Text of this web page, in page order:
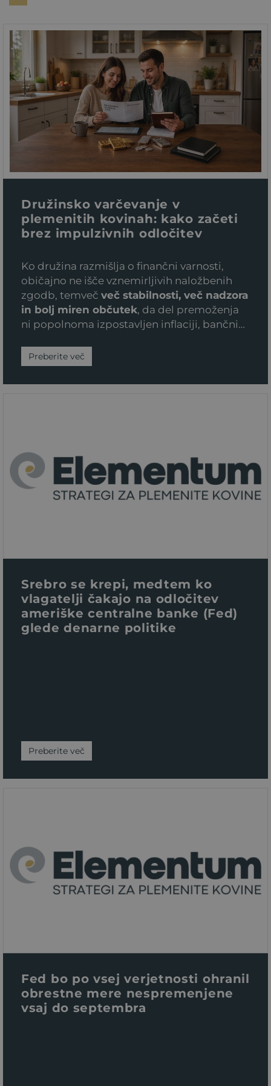
Družinsko varčevanje v
plemenitih kovinah: kako začeti
brez impulzivnih odločitev
Ko družina razmišlja o finančni varnosti,
običajno ne išče vznemirljivih naložbenih
zgodb, temveč več stabilnosti, več nadzora
in bolj miren občutek, da del premoženja
ni popolnoma izpostavljen inflaciji, bančnim
premikom. Plemenite kovine lahko pri tem
odigrajo pomembno vlogo, vendar
predvsem takrat, ko do njih pristopite
Preberite več
Srebro se krepi, medtem ko
vlagatelji čakajo na odločitev
ameriške centralne banke (Fed)
glede denarne politike
Preberite več
Fed bo po vsej verjetnosti ohranil
obrestne mere nespremenjene
vsaj do septembra